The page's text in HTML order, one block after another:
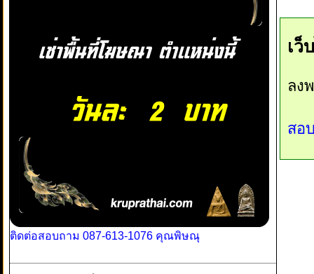
ติดต่อสอบถาม 087-613-1076 คุณพิษณุ
เว็
ลง
สอ